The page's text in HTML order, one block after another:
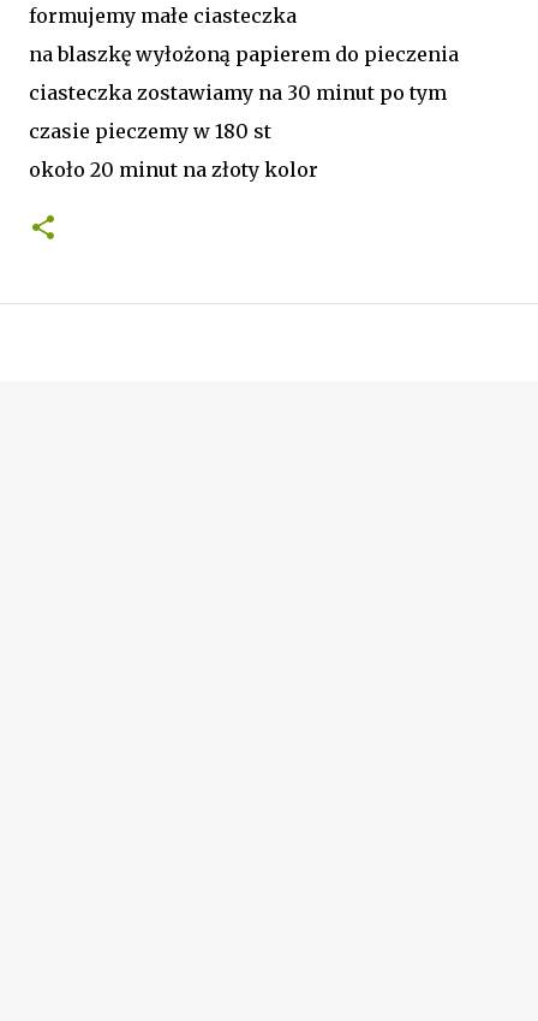
formujemy małe ciasteczka
na blaszkę wyłożoną papierem do pieczenia
ciasteczka zostawiamy na 30 minut po tym
czasie pieczemy w 180 st
około 20 minut na złoty kolor